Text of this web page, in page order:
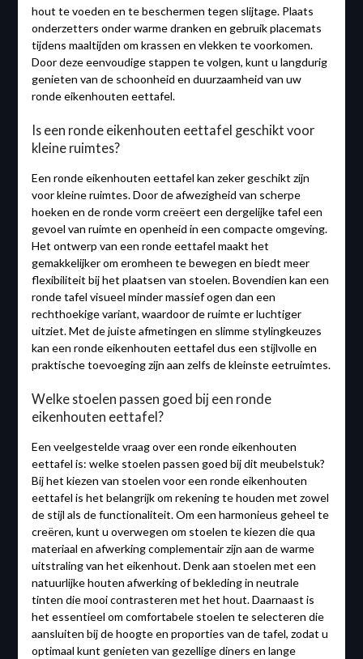
hout te voeden en te beschermen tegen slijtage. Plaats
onderzetters onder warme dranken en gebruik placemats
tijdens maaltijden om krassen en vlekken te voorkomen.
Door deze eenvoudige stappen te volgen, kunt u langdurig
genieten van de schoonheid en duurzaamheid van uw
ronde eikenhouten eettafel.
Is een ronde eikenhouten eettafel geschikt voor
kleine ruimtes?
Een ronde eikenhouten eettafel kan zeker geschikt zijn
voor kleine ruimtes. Door de afwezigheid van scherpe
hoeken en de ronde vorm creëert een dergelijke tafel een
gevoel van ruimte en openheid in een compacte omgeving.
Het ontwerp van een ronde eettafel maakt het
gemakkelijker om eromheen te bewegen en biedt meer
flexibiliteit bij het plaatsen van stoelen. Bovendien kan een
ronde tafel visueel minder massief ogen dan een
rechthoekige variant, waardoor de ruimte er luchtiger
uitziet. Met de juiste afmetingen en slimme stylingkeuzes
kan een ronde eikenhouten eettafel dus een stijlvolle en
praktische toevoeging zijn aan zelfs de kleinste eetruimtes.
Welke stoelen passen goed bij een ronde
eikenhouten eettafel?
Een veelgestelde vraag over een ronde eikenhouten
eettafel is: welke stoelen passen goed bij dit meubelstuk?
Bij het kiezen van stoelen voor een ronde eikenhouten
eettafel is het belangrijk om rekening te houden met zowel
de stijl als de functionaliteit. Om een harmonieus geheel te
creëren, kunt u overwegen om stoelen te kiezen die qua
materiaal en afwerking complementair zijn aan de warme
uitstraling van het eikenhout. Denk aan stoelen met een
natuurlijke houten afwerking of bekleding in neutrale
tinten die mooi contrasteren met het hout. Daarnaast is
het essentieel om comfortabele stoelen te selecteren die
aansluiten bij de hoogte en proporties van de tafel, zodat u
optimaal kunt genieten van gezellige diners en lange